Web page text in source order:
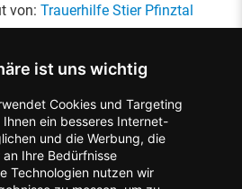
ist uns wichtig
Cookies und Targeting
ein besseres Internet-
und die Werbung, die
Ihre Bedürfnisse
Technologien nutzen wir
von: Trauerhilfe Stier Pfinztal
Missbrauch melden
Datenschutz